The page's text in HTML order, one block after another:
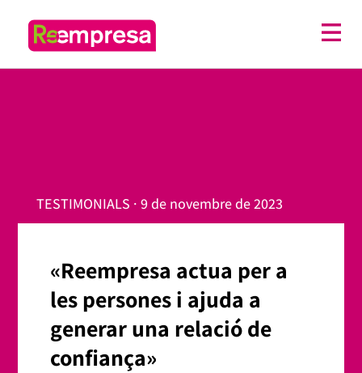
TESTIMONIALS · 9 de novembre de 2023
«Reempresa actua per a
les persones i ajuda a
generar una relació de
confiança»